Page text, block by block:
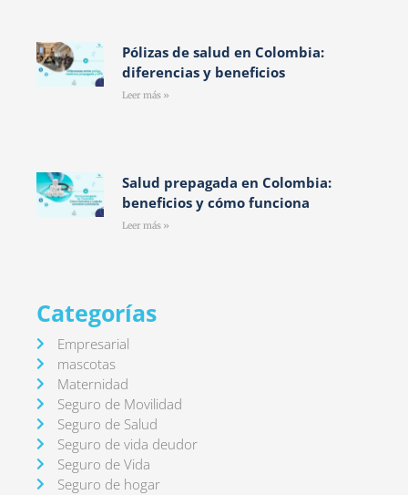
Pólizas de salud en Colombia:
diferencias y beneficios
Leer más »
Salud prepagada en Colombia:
beneficios y cómo funciona
Leer más »
Categorías
Empresarial
mascotas
Maternidad
Seguro de Movilidad
Seguro de Salud
Seguro de vida deudor
Seguro de Vida
Seguro de hogar